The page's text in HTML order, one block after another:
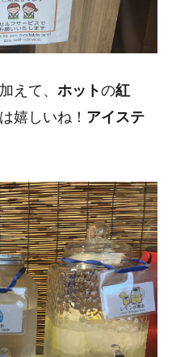
えて、 ホットの紅
嬉しいね！ アイステ